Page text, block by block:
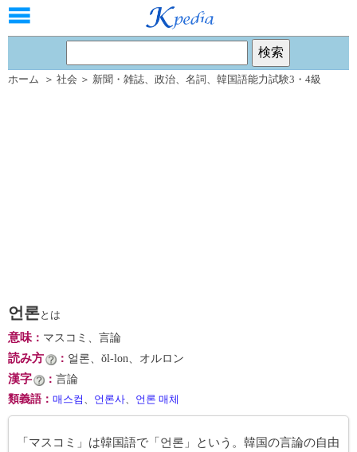
ホーム ＞ 社会 ＞ 新聞・雑誌、 政治、 名詞 、 韓国語能力試験3・4級
언론とは
意味： マスコミ、言論
読み方 ： 얼론、ŏl-lon、オルロン
漢字 ： 言論
類義語 ： 매스컴 、 언론사、 언론 매체
「マスコミ」は韓国語で「언론」という。韓国の言論の自由